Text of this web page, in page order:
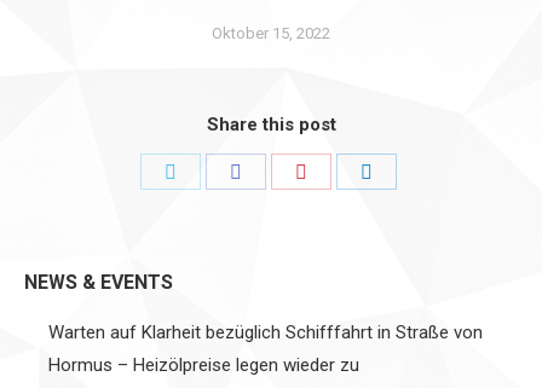
Oktober 15, 2022
Share this post
NEWS & EVENTS
Warten auf Klarheit bezüglich Schifffahrt in Straße von
Hormus – Heizölpreise legen wieder zu